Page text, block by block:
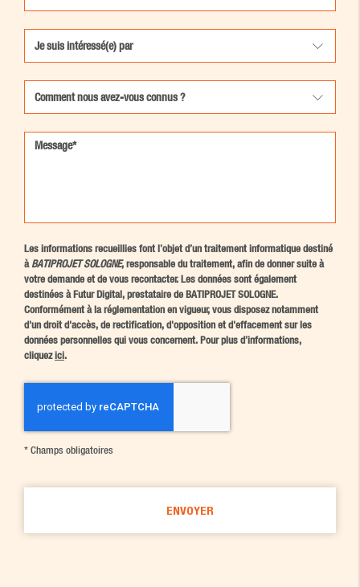
Les informations recueillies font l’objet d’un traitement informatique destiné
àBATIPROJET SOLOGNE, responsable du traitement, afin de donner suite à
votre demande et de vous recontacter. Les données sont également
destinées à Futur Digital, prestataire de BATIPROJET SOLOGNE.
Conformément à la réglementation en vigueur, vous disposez notamment
d'un droit d'accès, de rectification, d'opposition et d'effacement sur les
données personnelles qui vous concernent. Pour plus d’informations,
cliquez ici.
* Champs obligatoires